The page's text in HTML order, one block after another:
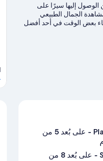
إليها سيرًا على
الجمال الطبيعي
قضاء بعض الوقت في أحد أفضل
في المياة المحيطة، أو
Plaza Nueva Tram Stop - على بُعد 5 من
San Jerónimo Station - على بُعد 8 من